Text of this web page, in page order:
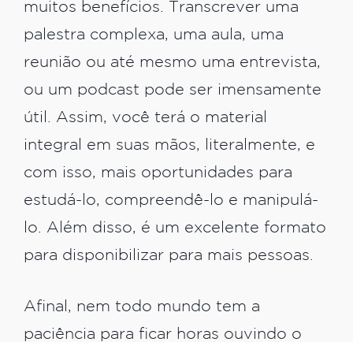
muitos benefícios. Transcrever uma
palestra complexa, uma aula, uma
reunião ou até mesmo uma entrevista,
ou um podcast pode ser imensamente
útil. Assim, você terá o material
integral em suas mãos, literalmente, e
com isso, mais oportunidades para
estudá-lo, compreendê-lo e manipulá-
lo. Além disso, é um excelente formato
para disponibilizar para mais pessoas.
Afinal, nem todo mundo tem a
paciência para ficar horas ouvindo o